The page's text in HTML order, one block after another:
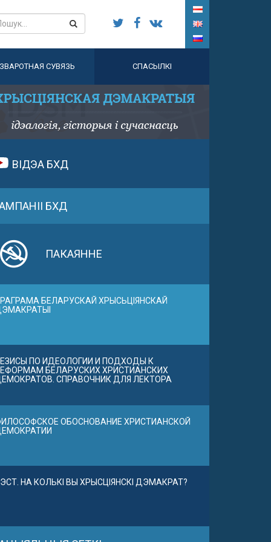
ЗВАРОТНАЯ СУВЯЗЬ СПАСЫЛКІ
ВІДЭА БХД
БХД
ПАКАЯННЕ
БЕЛАРУСКАЙ ХРЫСЬЦІЯНСКАЙ
ПО ИДЕОЛОГИИ И ПОДХОДЫ К
БЕЛАРУСКИХ ХРИСТИАНСКИХ
СПРАВОЧНИК ДЛЯ ЛЕКТОРА
ОБОСНОВАНИЕ ХРИСТИАНСКОЙ
НА КОЛЬКІ ВЫ ХРЫСЦІЯНСКІ ДЭМАКРАТ?